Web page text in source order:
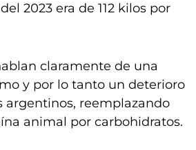
2023 era de 112 kilos por
claramente de una
y por lo tanto un deterioro
argentinos, reemplazando
animal por carbohidratos.